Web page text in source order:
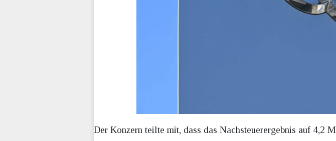
Der Konzern teilte mit, dass das Nachsteuerergebnis auf 4,2